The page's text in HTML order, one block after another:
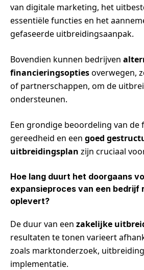
van digitale marketing, het
essentiële functies en het
gefaseerde uitbreidingsaanpak.
Bovendien kunnen bedrijven
financieringsoptiesoverwegen,
of partnerschappen, om de
ondersteunen.
Een grondige beoordeling van de
gereedheid en een goed
uitbreidingsplan zijn cruciaal
Hoe lang duurt het doorgaans
expansieproces van een bedrijf
oplevert?
De duur van een zakelijke
resultaten te tonen varieert
zoals marktonderzoek,
implementatie.